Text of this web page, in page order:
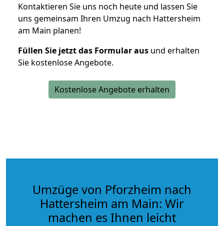
Kontaktieren Sie uns noch heute und lassen Sie
uns gemeinsam Ihren Umzug nach Hattersheim
am Main planen!
Füllen Sie jetzt das Formular aus und erhalten
Sie kostenlose Angebote.
Kostenlose Angebote erhalten
Umzüge von Pforzheim nach
Hattersheim am Main: Wir
machen es Ihnen leicht